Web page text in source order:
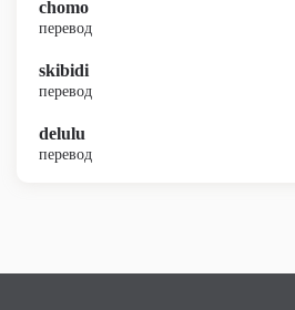
chomo
перевод
skibidi
перевод
delulu
перевод